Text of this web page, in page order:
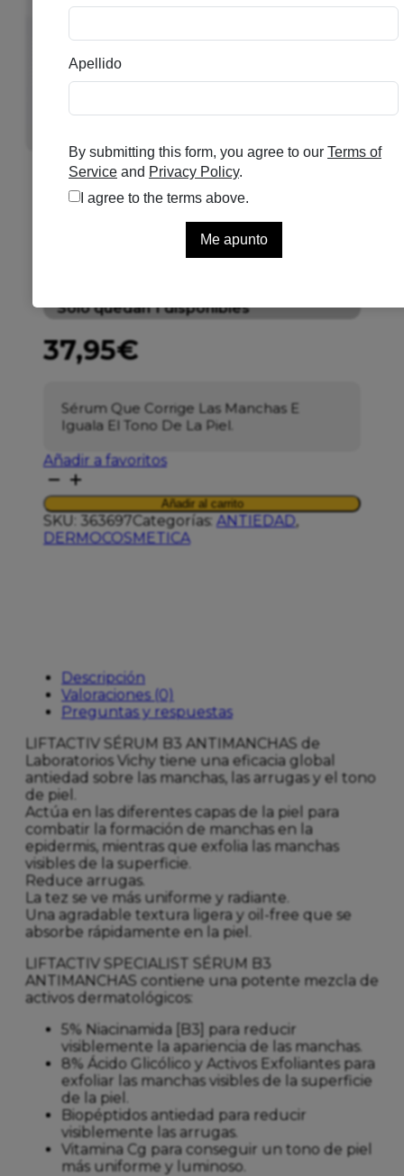
VICHY LIFTACTIV SERUM
B3 ANTIMANCHAS 30ML
Solo quedan 1 disponibles
37,95€
Sérum Que Corrige Las Manchas E
Iguala El Tono De La Piel.
Añadir a favoritos
VICHY
LIFTACTIV
SERUM
B3
ANTIMANCHAS
Añadir al carrito
SKU: 363697Categorías: ANTIEDAD,
DERMOCOSMETICA
Descripción
Valoraciones (0)
Preguntas y respuestas
LIFTACTIV SÉRUM B3 ANTIMANCHAS de
Laboratorios Vichy tiene una eficacia global
antiedad sobre las manchas, las arrugas y el tono
de piel.
Actúa en las diferentes capas de la piel para
combatir la formación de manchas en la
epidermis, mientras que exfolia las manchas
visibles de la superficie.
Reduce arrugas.
La tez se ve más uniforme y radiante.
Una agradable textura ligera y oil-free que se
absorbe rápidamente en la piel.​
LIFTACTIV SPECIALIST SÉRUM B3
ANTIMANCHAS contiene una potente mezcla de
activos dermatológicos:
5% Niacinamida [B3] para reducir
visiblemente la apariencia de las manchas.
8% Ácido Glicólico y Activos Exfoliantes para
exfoliar las manchas visibles de la superficie
de la piel.
Biopéptidos antiedad para reducir
visiblemente las arrugas.
Vitamina Cg para conseguir un tono de piel
más uniforme y luminoso.